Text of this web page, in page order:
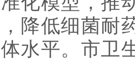
降低细菌耐
水平。市卫